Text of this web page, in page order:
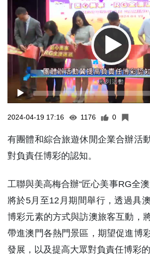
2024-04-19 17:16 1176 0
有團體和綜合旅遊休閒企業合辦活
對負責任博彩的認知。
工聯與美高梅合辦“匠心美事RG全澳
將於5月至12月期間舉行，透過具
博彩元素的方式與訪澳旅客互動，
帶進澳門各熱門景區，期望促進博
發展，以及提高大眾對負責任博彩的